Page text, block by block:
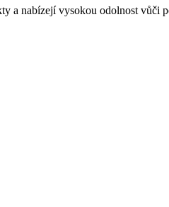
a nabízejí vysokou odolnost vůči